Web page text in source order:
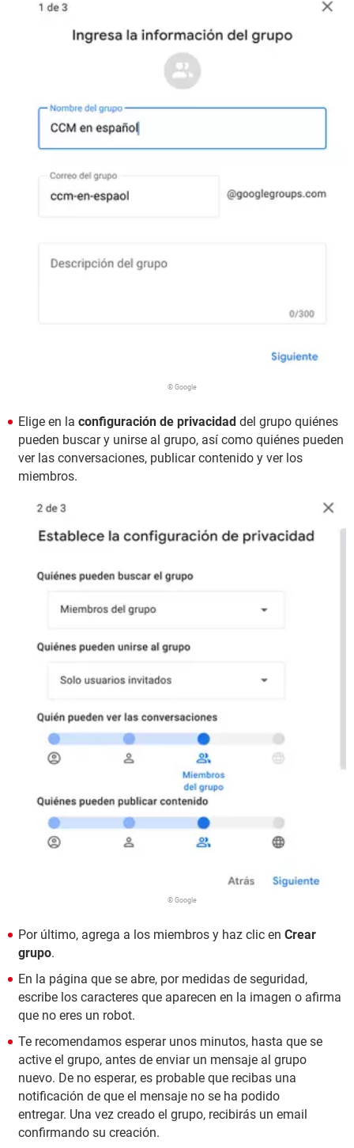
© Google
Elige en la configuración de privacidad del grupo quiénes
pueden buscar y unirse al grupo, así como quiénes pueden
ver las conversaciones, publicar contenido y ver los
miembros.
© Google
Por último, agrega a los miembros y haz clic en Crear
grupo.
En la página que se abre, por medidas de seguridad,
escribe los caracteres que aparecen en la imagen o afirma
que no eres un robot.
Te recomendamos esperar unos minutos, hasta que se
active el grupo, antes de enviar un mensaje al grupo
nuevo. De no esperar, es probable que recibas una
notificación de que el mensaje no se ha podido
entregar. Una vez creado el grupo, recibirás un email
confirmando su creación.